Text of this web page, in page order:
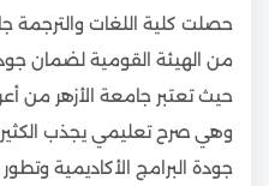
حصلت كلية اللغات والترجمة
من الهيئة القومية لضمان
حيث تعتبر جامعة الأزهر من
وهي صرح تعليمي يجذب
جودة البرامج الأكاديمية